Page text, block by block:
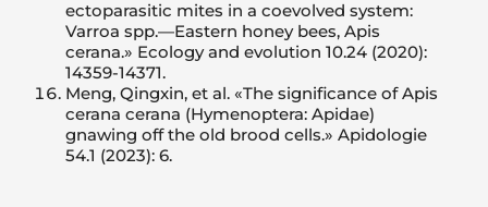
ectoparasitic mites in a coevolved system:
Varroa spp.—Eastern honey bees, Apis
cerana.» Ecology and evolution 10.24 (2020):
14359-14371.
Meng, Qingxin, et al. «The significance of Apis
cerana cerana (Hymenoptera: Apidae)
gnawing off the old brood cells.» Apidologie
54.1 (2023): 6.